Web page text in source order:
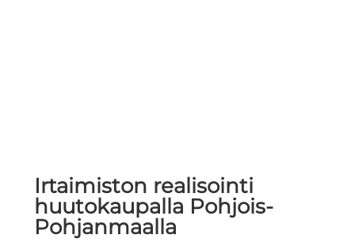
Irtaimiston realisointi
huutokaupalla Pohjois-
Pohjanmaalla